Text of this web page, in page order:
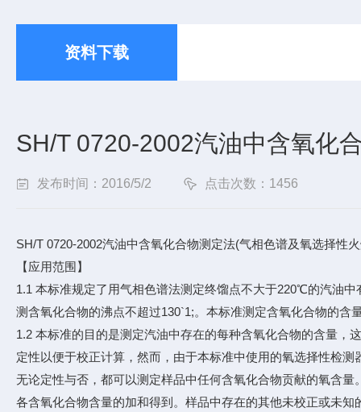
资料下载
SH/T 0720-2002汽油中含氧化
发布时间：2016/5/2 点击次数：1456
SH/T 0720-2002汽油中含氧化合物测定法(气相色谱及氧选择性
【应用范围】
1.1 本标准规定了用气相色谱法测定终馏点不大于220℃的汽油
测含氧化合物的沸点不超过130`1;。本标准测定含氧化合物的含
1.2 本标准的目的是测定汽油中存在的每种含氧化合物的含量，
定性以便于校正计算，然而，由于本标准中使用的氧选择性检
无论定性与否，都可以测定样品中任何含氧化合物贡献的氧含
各含氧化合物含量的加和得到。样品中存在的其他未校正或未